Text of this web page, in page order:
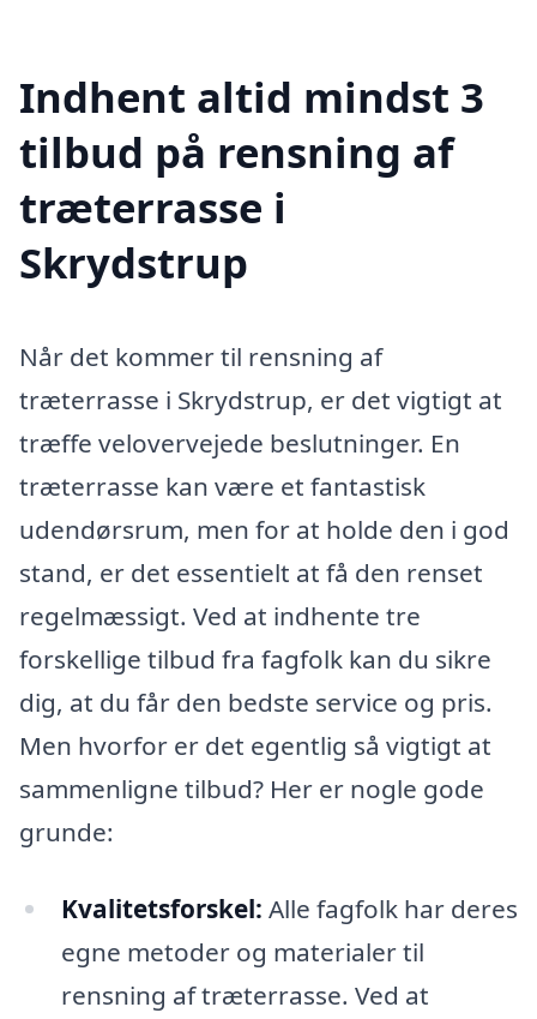
Indhent altid mindst 3
tilbud på rensning af
træterrasse i
Skrydstrup
Når det kommer til rensning af
træterrasse i Skrydstrup, er det vigtigt at
træffe velovervejede beslutninger. En
træterrasse kan være et fantastisk
udendørsrum, men for at holde den i god
stand, er det essentielt at få den renset
regelmæssigt. Ved at indhente tre
forskellige tilbud fra fagfolk kan du sikre
dig, at du får den bedste service og pris.
Men hvorfor er det egentlig så vigtigt at
sammenligne tilbud? Her er nogle gode
grunde:
Kvalitetsforskel: Alle fagfolk har deres
egne metoder og materialer til
rensning af træterrasse. Ved at